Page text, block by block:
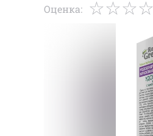
Оценка: